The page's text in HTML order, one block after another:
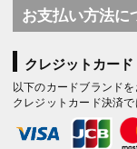
お支払い方法に
クレジットカード
以下のカードブランドを
クレジットカード決済